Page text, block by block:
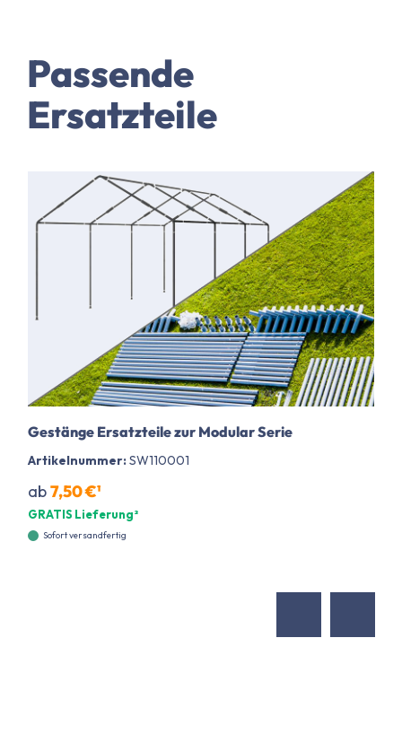
Passende
Ersatzteile
Gestänge Ersatzteile zur Modular Serie
Artikelnummer:SW110001
ab7,50 €¹
GRATIS Lieferung²
Sofort versandfertig